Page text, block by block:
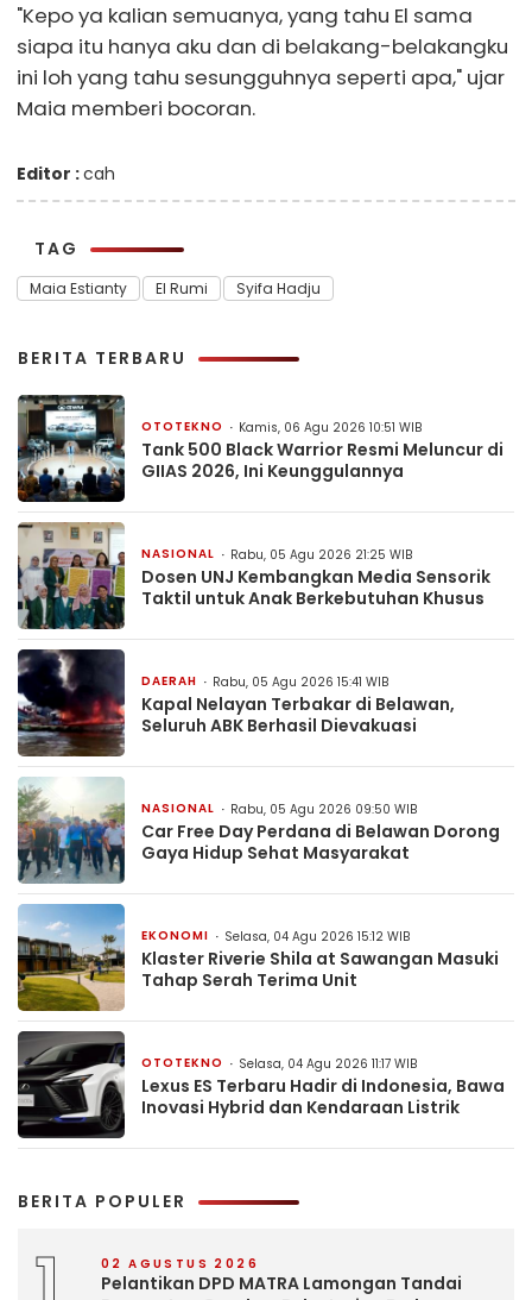
"Kepo ya kalian semuanya, yang tahu El sama
siapa itu hanya aku dan di belakang-belakangku
ini loh yang tahu sesungguhnya seperti apa," ujar
Maia memberi bocoran.
Editor :cah
TAG
Maia Estianty El Rumi Syifa Hadju
BERITA TERBARU
OTOTEKNO Kamis, 06 Agu 2026 10:51 WIB
Tank 500 Black Warrior Resmi Meluncur di
GIIAS 2026, Ini Keunggulannya
NASIONAL Rabu, 05 Agu 2026 21:25 WIB
Dosen UNJ Kembangkan Media Sensorik
Taktil untuk Anak Berkebutuhan Khusus
DAERAH Rabu, 05 Agu 2026 15:41 WIB
Kapal Nelayan Terbakar di Belawan,
Seluruh ABK Berhasil Dievakuasi
NASIONAL Rabu, 05 Agu 2026 09:50 WIB
Car Free Day Perdana di Belawan Dorong
Gaya Hidup Sehat Masyarakat
EKONOMI Selasa, 04 Agu 2026 15:12 WIB
Klaster Riverie Shila at Sawangan Masuki
Tahap Serah Terima Unit
OTOTEKNO Selasa, 04 Agu 2026 11:17 WIB
Lexus ES Terbaru Hadir di Indonesia, Bawa
Inovasi Hybrid dan Kendaraan Listrik
BERITA POPULER
02 AGUSTUS 2026
Pelantikan DPD MATRA Lamongan Tandai